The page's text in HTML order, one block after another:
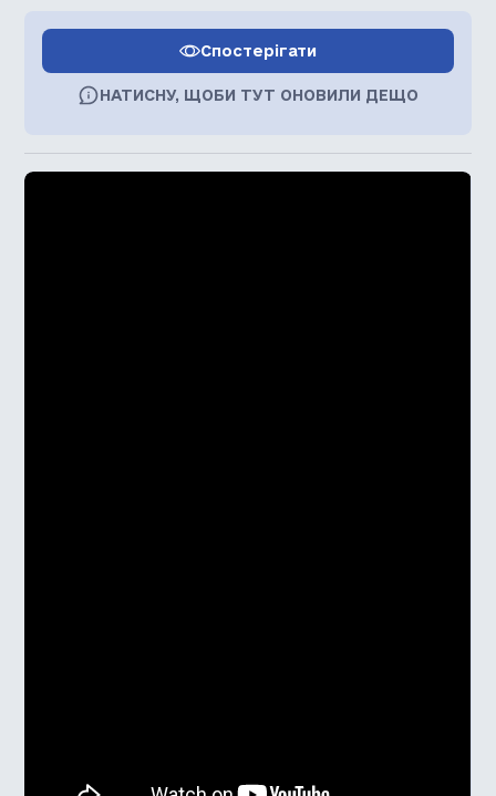
Спостерігати
НАТИСНУ, ЩОБИ ТУТ ОНОВИЛИ ДЕЩО